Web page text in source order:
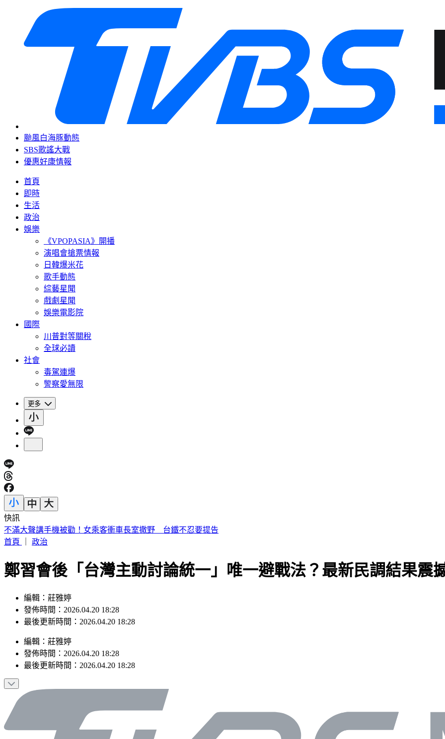
颱風白海豚動態
SBS歌謠大戰
優惠好康情報
首頁
即時
生活
政治
娛樂
《VPOPASIA》開播
演唱會搶票情報
日韓爆米花
歌手動態
綜藝星聞
戲劇星聞
娛樂電影院
國際
川普對等關稅
全球必讀
社會
毒駕連爆
警察愛無限
更多
快訊
白海豚減弱為輕颱 暴風圈逐漸縮小
首頁
政治
鄭習會後「台灣主動討論統一」唯一避戰法？最新民調結果震
編輯：莊雅婷
發佈時間：2026.04.20 18:28
最後更新時間：2026.04.20 18:28
編輯 ： 莊雅婷
發佈時間： 2026.04.20 18:28
最後更新時間： 2026.04.20 18:28